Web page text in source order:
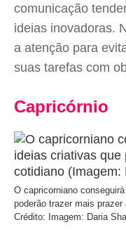
comunicação
ideias inovadoras.
a atenção para
suas tarefas com
Capricórnio
O capricorniano
poderão trazer mais prazer
Crédito: Imagem: Daria